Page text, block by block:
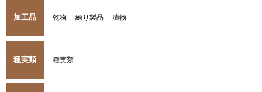
加工品 乾物 練り製品 漬物
種実類 種実類